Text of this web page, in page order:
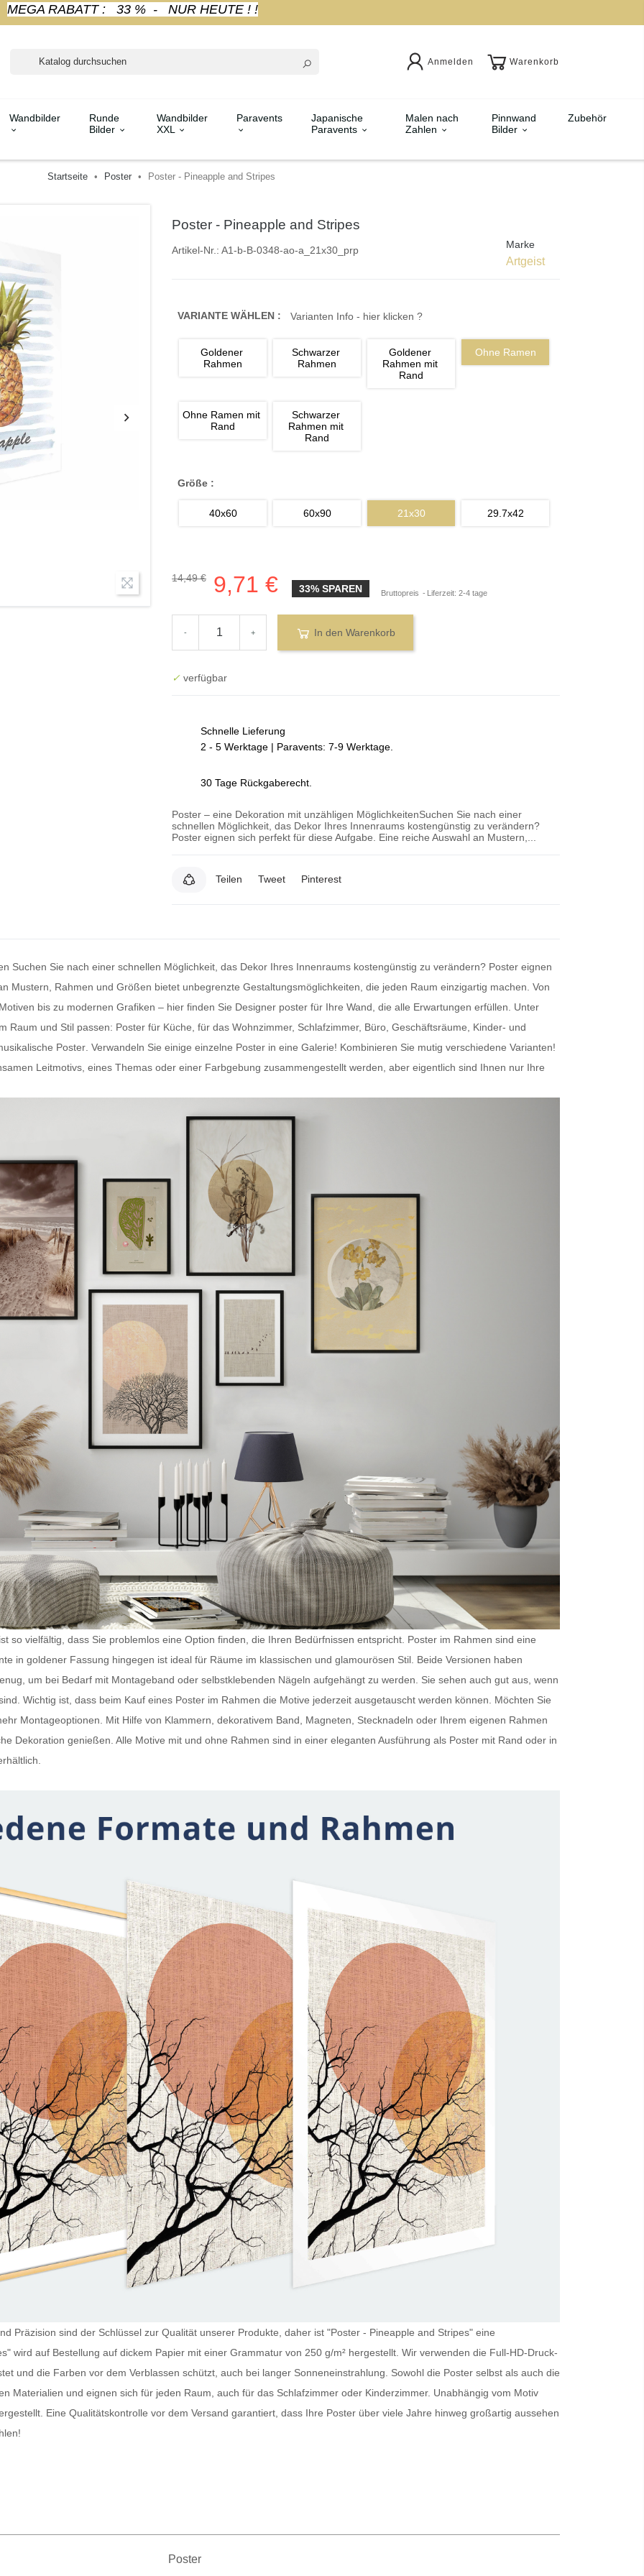
MEGA RABATT : 33 % - NUR HEUTE ! !
Anmelden Warenkorb
Wandbilder
Runde
Bilder
Wandbilder
XXL
Paravents
Japanische
Paravents
Malen nach
Zahlen
Pinnwand
Bilder
Zubehör
Startseite Poster Poster - Pineapple and Stripes
Poster - Pineapple and Stripes
Artikel-Nr.: A1-b-B-0348-ao-a_21x30_prp Marke
Artgeist
VARIANTE WÄHLEN : Varianten Info - hier klicken ?
Goldener
Rahmen
Schwarzer
Rahmen
Goldener
Rahmen mit
Rand
Ohne Ramen
Ohne Ramen mit
Rand
Schwarzer
Rahmen mit
Rand
Größe :
40x60 60x90 21x30 29.7x42
14,49 € 9,71 € 33% SPAREN Bruttopreis Liferzeit: 2-4 tage
- + In den Warenkorb
✓ verfügbar
Schnelle Lieferung
2 - 5 Werktage | Paravents: 7-9 Werktage.
30 Tage Rückgaberecht.
Poster – eine Dekoration mit unzähligen MöglichkeitenSuchen Sie nach einer
schnellen Möglichkeit, das Dekor Ihres Innenraums kostengünstig zu verändern?
Poster eignen sich perfekt für diese Aufgabe. Eine reiche Auswahl an Mustern,...
Teilen Tweet Pinterest
Suchen Sie nach einer schnellen Möglichkeit, das Dekor Ihres Innenraums kostengünstig zu verändern? Poster eignen
Mustern, Rahmen und Größen bietet unbegrenzte Gestaltungsmöglichkeiten, die jeden Raum einzigartig machen. Von
bis zu modernen Grafiken – hier finden Sie Designer poster für Ihre Wand , die alle Erwartungen erfüllen. Unter
Raum und Stil passen: Poster für Küche , für das Wohnzimmer, Schlafzimmer, Büro, Geschäftsräume, Kinder- und
Poster . Verwandeln Sie einige einzelne Poster in eine Galerie! Kombinieren Sie mutig verschiedene Varianten!
Leitmotivs, eines Themas oder einer Farbgebung zusammengestellt werden, aber eigentlich sind Ihnen nur Ihre
so vielfältig, dass Sie problemlos eine Option finden, die Ihren Bedürfnissen entspricht. Poster im Rahmen sind eine
in goldener Fassung hingegen ist ideal für Räume im klassischen und glamourösen Stil. Beide Versionen haben
um bei Bedarf mit Montageband oder selbstklebenden Nägeln aufgehängt zu werden. Sie sehen auch gut aus, wenn
Wichtig ist, dass beim Kauf eines Poster im Rahmen die Motive jederzeit ausgetauscht werden können. Möchten Sie
Montageoptionen. Mit Hilfe von Klammern, dekorativem Band, Magneten, Stecknadeln oder Ihrem eigenen Rahmen
Dekoration genießen. Alle Motive mit und ohne Rahmen sind in einer eleganten Ausführung als Poster mit Rand oder in
Präzision sind der Schlüssel zur Qualität unserer Produkte, daher ist "Poster - Pineapple and Stripes" eine
wird auf Bestellung auf dickem Papier mit einer Grammatur von 250 g/m² hergestellt. Wir verwenden die Full-HD-Druck-
und die Farben vor dem Verblassen schützt, auch bei langer Sonneneinstrahlung. Sowohl die Poster selbst als auch die
Materialien und eignen sich für jeden Raum, auch für das Schlafzimmer oder Kinderzimmer. Unabhängig vom Motiv
Eine Qualitätskontrolle vor dem Versand garantiert, dass Ihre Poster über viele Jahre hinweg großartig aussehen
Poster